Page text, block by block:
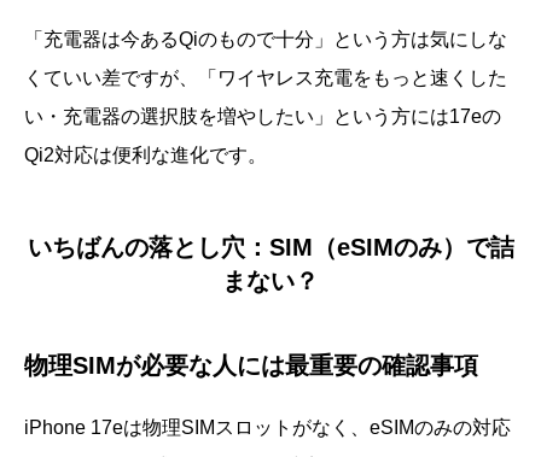
「充電器は今あるQiのもので十分」という方は気にしな
くていい差ですが、「ワイヤレス充電をもっと速くした
い・充電器の選択肢を増やしたい」という方には17eの
Qi2対応は便利な進化です。
いちばんの落とし穴：SIM（eSIMのみ）で詰
まない？
物理SIMが必要な人には最重要の確認事項
iPhone 17eは物理SIMスロットがなく、eSIMのみの対応